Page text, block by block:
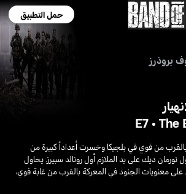
حمل التطبيق
بروذرز
E7 •
بالقرب من فوي في بلجيكا وخسرت أعداداً كبيرة من
نورمان ديك على يد الملازم أول رونالد سبيرز. يحاول
على معنويات الجنود في المعركة بالقرب من غابة فوي،